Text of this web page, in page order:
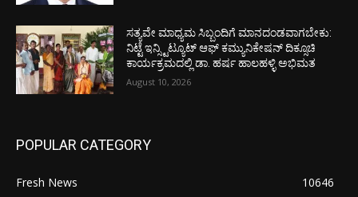
ಸತ್ಯವೇ ಮಾಧ್ಯಮ ಸಿಬ್ಬಂದಿಗೆ ಮಾನದಂಡವಾಗಬೇಕು:
ನಿಟ್ಟೆ ಇನ್ಸ್ಟಿಟ್ಯೂಟ್ ಆಫ್ ಕಮ್ಯುನಿಕೇಷನ್ ದಿಕ್ಸೂಚಿ
ಕಾರ್ಯಕ್ರಮದಲ್ಲಿ ಡಾ. ಹರ್ಷ ಹಾಲಹಳ್ಳಿ ಅಭಿಮತ
August 10, 2026
POPULAR CATEGORY
Fresh News
10646